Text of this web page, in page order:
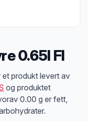
0.65l Fl
et produkt levert av
og produktet
0.00 g er fett,